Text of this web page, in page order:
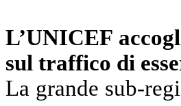
L’UNICEF
sul traffico di
La grande sub-